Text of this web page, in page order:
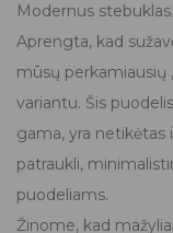
Modernus stebuklas.
Aprengta, kad
mūsų perkamiausių
variantu. Šis
gama, yra netikėtas
patraukli,
puodeliams.
Žinome, kad